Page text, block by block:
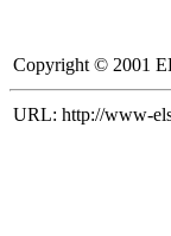
Copyright © 2001
URL: http://www-